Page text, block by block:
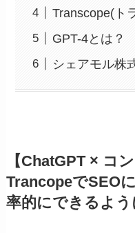
Transcope(ト
GPT-4とは？
シェアモル株
【ChatGPT × コ
TrancopeでSEO
率的にできるよう